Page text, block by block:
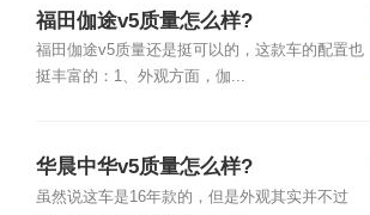
福田伽途v5质量怎么样?
福田伽途v5质量还是挺可以的，这款车的配置也
挺丰富的：1、外观方面，伽...
华晨中华v5质量怎么样?
虽然说这车是16年款的，但是外观其实并不过